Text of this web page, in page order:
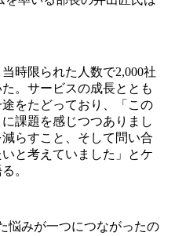
時限られた人数で2,000社
。サービスの成長ととも
をたどっており、「この
課題を感じつつありまし
らすこと、そして問い合
と考えていました」とケ
。
悩みが一つにつながったの